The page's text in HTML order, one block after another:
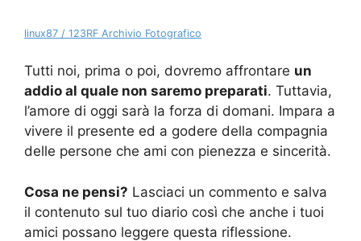
linux87 / 123RF Archivio Fotografico
Tutti noi, prima o poi, dovremo affrontare un
addio al quale non saremo preparati. Tuttavia,
l’amore di oggi sarà la forza di domani. Impara a
vivere il presente ed a godere della compagnia
delle persone che ami con pienezza e sincerità.
Cosa ne pensi? Lasciaci un commento e salva
il contenuto sul tuo diario così che anche i tuoi
amici possano leggere questa riflessione.